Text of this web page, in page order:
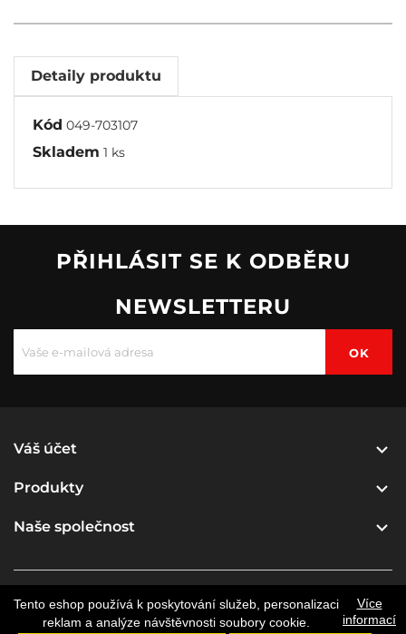
Tento eshop používá k poskytování služeb, personalizaci
reklam a analýze návštěvnosti soubory cookie.
Více
informací
Detaily produktu
Kód 049-703107
Skladem 1 ks
PŘIHLÁSIT SE K ODBĚRU
NEWSLETTERU
Váš účet 
Produkty 
Naše společnost 
© 2026 - Software pro elektronický obchod od